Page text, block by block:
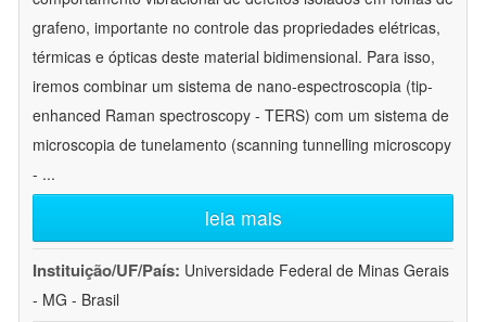
grafeno, importante no controle das propriedades elétricas,
térmicas e ópticas deste material bidimensional. Para isso,
iremos combinar um sistema de nano-espectroscopia (tip-
enhanced Raman spectroscopy - TERS) com um sistema de
microscopia de tunelamento (scanning tunnelling microscopy
- ...
leia mais
Instituição/UF/País: Universidade Federal de Minas Gerais
- MG - Brasil